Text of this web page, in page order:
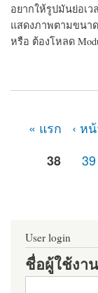
อยากให้รูปมันย่อเว
แสดงภาพตามขนา
หรือ ต้องโหลด
about การ
« แรก ‹ ห
38
39
User login
ชื่อผู้ใช้งาน